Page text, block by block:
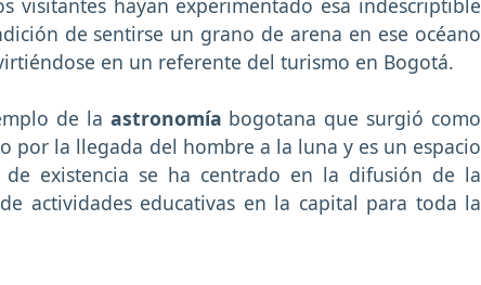
de sentirse un grano de arena en ese océano
en un referente del turismo en Bogotá.
de la astronomía bogotana que surgió como
por la llegada del hombre a la luna y es un espacio
existencia se ha centrado en la difusión de la
actividades educativas en la capital para toda la